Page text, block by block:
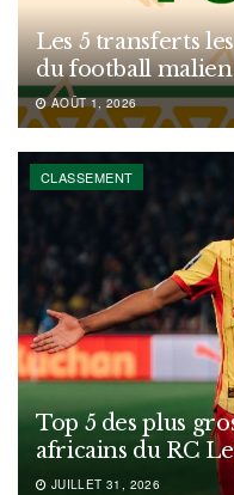
Les 5 transferts
du football malien
AOÛT 1, 2026
CLASSEMENT
Top 5 des plus
africains du RC
JUILLET 31, 2026